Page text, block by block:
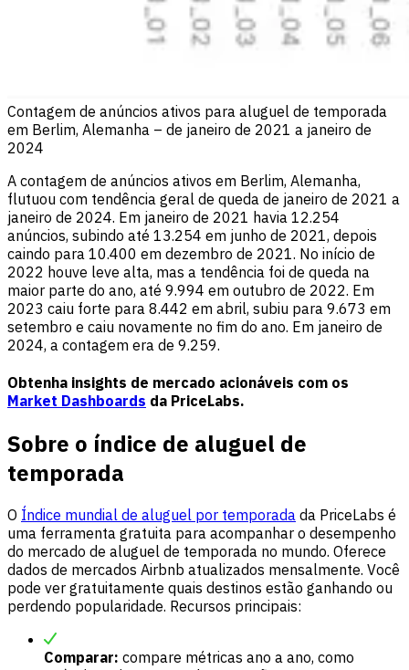
Contagem de anúncios ativos para aluguel de temporada
em Berlim, Alemanha – de janeiro de 2021 a janeiro de
2024
A contagem de anúncios ativos em Berlim, Alemanha,
flutuou com tendência geral de queda de janeiro de 2021 a
janeiro de 2024. Em janeiro de 2021 havia 12.254
anúncios, subindo até 13.254 em junho de 2021, depois
caindo para 10.400 em dezembro de 2021. No início de
2022 houve leve alta, mas a tendência foi de queda na
maior parte do ano, até 9.994 em outubro de 2022. Em
2023 caiu forte para 8.442 em abril, subiu para 9.673 em
setembro e caiu novamente no fim do ano. Em janeiro de
2024, a contagem era de 9.259.
Obtenha insights de mercado acionáveis com os
Market Dashboards da PriceLabs.
Sobre o índice de aluguel de
temporada
O Índice mundial de aluguel por temporada da PriceLabs é
uma ferramenta gratuita para acompanhar o desempenho
do mercado de aluguel de temporada no mundo. Oferece
dados de mercados Airbnb atualizados mensalmente. Você
pode ver gratuitamente quais destinos estão ganhando ou
perdendo popularidade. Recursos principais:
Comparar: compare métricas ano a ano, como